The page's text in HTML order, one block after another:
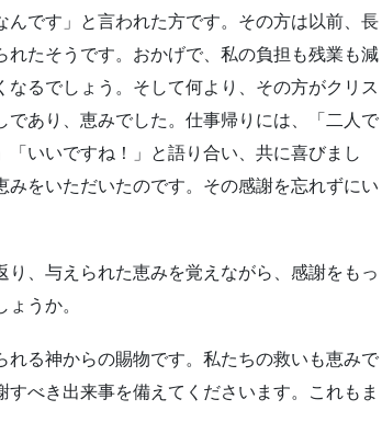
です」と言われた方です。その方は以前、長
たそうです。おかげで、私の負担も残業も減
るでしょう。そして何より、その方がクリス
あり、恵みでした。仕事帰りには、「二人で
いいですね！」と語り合い、共に喜びまし
をいただいたのです。その感謝を忘れずにい
、与えられた恵みを覚えながら、感謝をもっ
うか。
る神からの賜物です。私たちの救いも恵みで
べき出来事を備えてくださいます。これもま